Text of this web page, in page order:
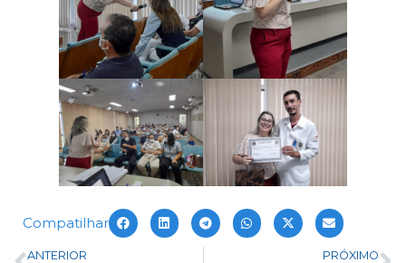
Compatilhar
ANTERIOR PRÓXIMO